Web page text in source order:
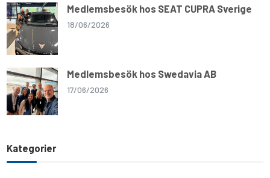
Medlemsbesök hos SEAT CUPRA Sverige
18/06/2026
Medlemsbesök hos Swedavia AB
17/06/2026
Kategorier